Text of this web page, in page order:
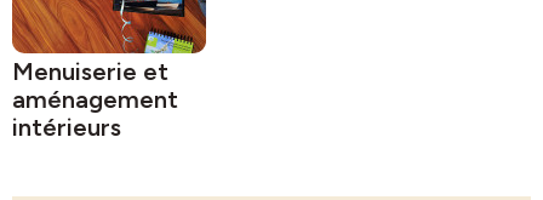
Menuiserie et
aménagement
intérieurs